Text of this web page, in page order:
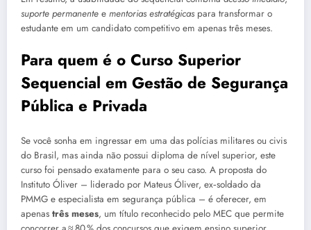
suporte permanente e mentorias estratégicas para transformar o
estudante em um candidato competitivo em apenas três meses.
Para quem é o Curso Superior
Sequencial em Gestão de Segurança
Pública e Privada
Se você sonha em ingressar em uma das polícias militares ou civis
do Brasil, mas ainda não possui diploma de nível superior, este
curso foi pensado exatamente para o seu caso. A proposta do
Instituto Óliver – liderado por Mateus Óliver, ex‑soldado da
PMMG e especialista em segurança pública – é oferecer, em
apenas três meses, um título reconhecido pelo MEC que permite